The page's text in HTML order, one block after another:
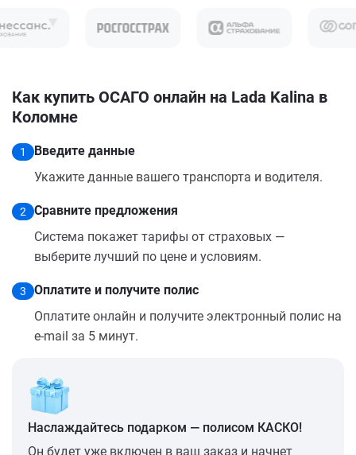
Как купить ОСАГО онлайн на Lada Kalina в
Коломне
1
Введите данные
Укажите данные вашего транспорта и водителя.
2
Сравните предложения
Система покажет тарифы от страховых —
выберите лучший по цене и условиям.
3
Оплатите и получите полис
Оплатите онлайн и получите электронный полис на
e-mail за 5 минут.
Наслаждайтесь подарком — полисом КАСКО!
Он будет уже включен в ваш заказ и начнет